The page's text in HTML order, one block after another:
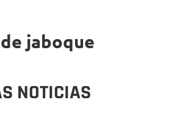
jaboque
NOTICIAS